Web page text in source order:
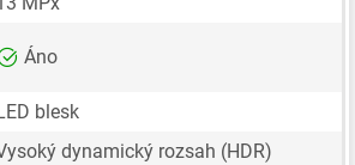
Áno
blesk
dynamický rozsah (HDR)